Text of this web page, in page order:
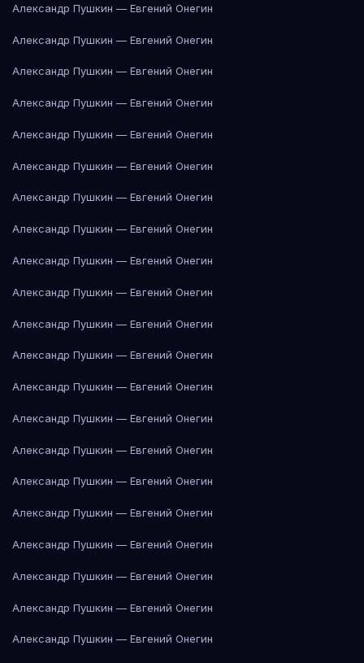
Александр Пушкин — Евгений Онегин
Александр Пушкин — Евгений Онегин
Александр Пушкин — Евгений Онегин
Александр Пушкин — Евгений Онегин
Александр Пушкин — Евгений Онегин
Александр Пушкин — Евгений Онегин
Александр Пушкин — Евгений Онегин
Александр Пушкин — Евгений Онегин
Александр Пушкин — Евгений Онегин
Александр Пушкин — Евгений Онегин
Александр Пушкин — Евгений Онегин
Александр Пушкин — Евгений Онегин
Александр Пушкин — Евгений Онегин
Александр Пушкин — Евгений Онегин
Александр Пушкин — Евгений Онегин
Александр Пушкин — Евгений Онегин
Александр Пушкин — Евгений Онегин
Александр Пушкин — Евгений Онегин
Александр Пушкин — Евгений Онегин
Александр Пушкин — Евгений Онегин
Александр Пушкин — Евгений Онегин